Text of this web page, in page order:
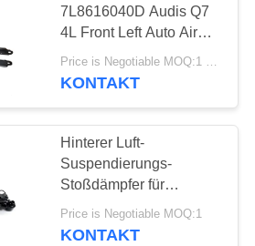
7L8616040D Audis Q7
4L Front Left Auto Air
Suspension
Stoßdämpfer-7L6
Price is Negotiable MOQ:1 PC
KONTAKT
Hinterer Luft-
Suspendierungs-
Stoßdämpfer für
Rückseite 2008 B-M-W
F01 F02 37126791675 -
Price is Negotiable MOQ:1
KONTAKT